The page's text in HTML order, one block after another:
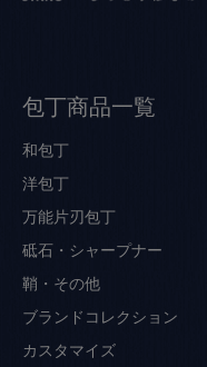
包丁商品一覧
和包丁
洋包丁
万能片刃包丁
砥石・シャープナー
鞘・その他
ブランドコレクション
カスタマイズ